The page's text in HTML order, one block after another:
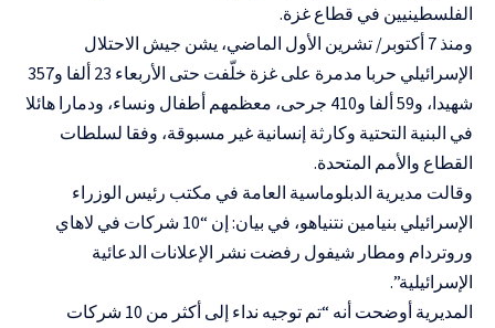
الفلسطينيين في قطاع غزة.
ومنذ 7 أكتوبر/ تشرين الأول الماضي، يشن جيش الاحتلال
الإسرائيلي حربا مدمرة على غزة خلّفت حتى الأربعاء 23 ألفا و357
شهيدا، و59 ألفا و410 جرحى، معظمهم أطفال ونساء، ودمارا هائلا
في البنية التحتية وكارثة إنسانية غير مسبوقة، وفقا لسلطات
القطاع والأمم المتحدة.
وقالت مديرية الدبلوماسية العامة في مكتب رئيس الوزراء
الإسرائيلي بنيامين نتنياهو، في بيان: إن “10 شركات في لاهاي
وروتردام ومطار شيفول رفضت نشر الإعلانات الدعائية
الإسرائيلية”.
المديرية أوضحت أنه “تم توجيه نداء إلى أكثر من 10 شركات